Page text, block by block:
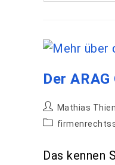
Der
Mathias
Das kennen